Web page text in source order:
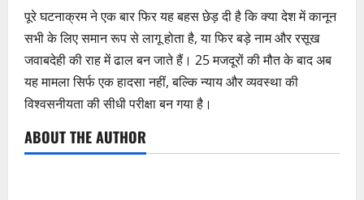
पूरे घटनाक्रम ने एक बार फिर यह बहस छेड़ दी है कि क्या देश में कानून
सभी के लिए समान रूप से लागू होता है, या फिर बड़े नाम और रसूख
जवाबदेही की राह में ढाल बन जाते हैं। 25 मजदूरों की मौत के बाद अब
यह मामला सिर्फ एक हादसा नहीं, बल्कि न्याय और व्यवस्था की
विश्वसनीयता की सीधी परीक्षा बन गया है।
ABOUT THE AUTHOR